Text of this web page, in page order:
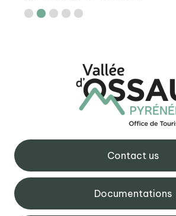
Contact us
Documentations